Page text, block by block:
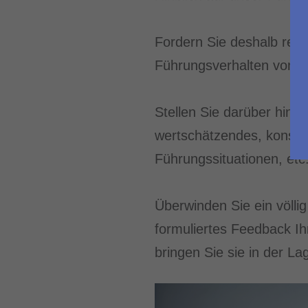
Fordern Sie deshalb
Führungsverhalten von
Stellen Sie darüber
wertschätzendes,
Führungssituationen,
Überwinden Sie ein
formuliertes Feedback
bringen Sie sie in der